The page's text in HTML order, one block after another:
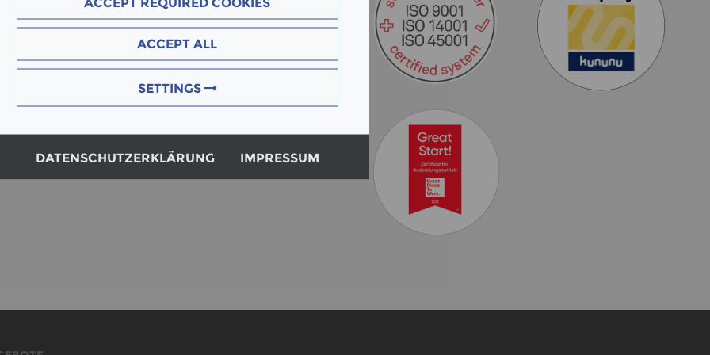
ACCEPT ALL
SETTINGS
DATENSCHUTZERKLÄRUNG IMPRESSUM
UST ID Nr. DE 302355579